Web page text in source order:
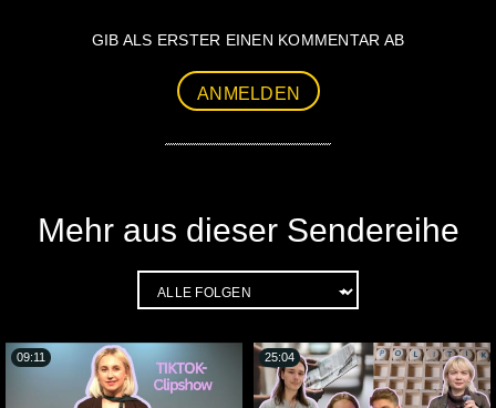
GIB ALS ERSTER EINEN KOMMENTAR AB
ANMELDEN
Mehr aus dieser Sendereihe
09:11 25:04